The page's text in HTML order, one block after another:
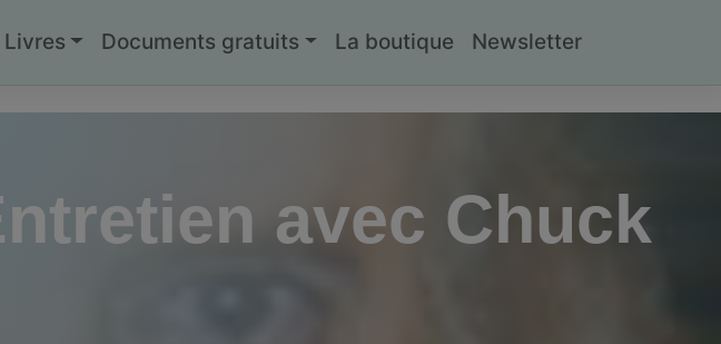
Livres Documents gratuits La boutique Newsletter
avec Chuck